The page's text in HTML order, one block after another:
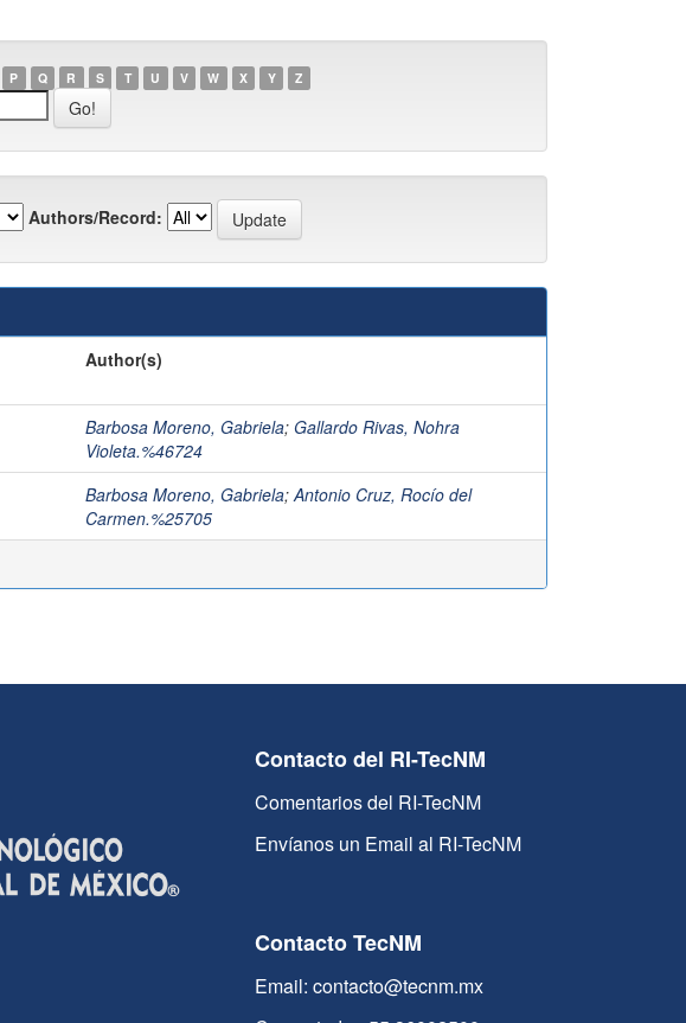
P Q R S T U V W X Y Z
Authors/Record:
Author(s)
Barbosa Moreno, Gabriela; Gallardo Rivas, Nohra
Violeta.%46724
Barbosa Moreno, Gabriela;Antonio Cruz, Rocío del
Carmen.%25705
Contacto del RI-TecNM
Comentarios del RI-TecNM
Envíanos un Email al RI-TecNM
Contacto TecNM
Email: contacto@tecnm.mx